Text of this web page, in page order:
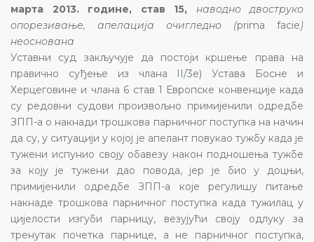
марта 2013. године, став 15, наводно двоструко
опорезивање, апелација очигледно (prima facie)
неоснована
Уставни суд закључује да постоји кршење права на
правично суђење из члана II/3е) Устава Босне и
Херцеговине и члана 6 став 1 Европске конвенције када
су редовни судови произвољно примијенили одредбе
ЗПП-а о накнади трошкова парничног поступка на начин
да су, у ситуацији у којој је апелант повукао тужбу када је
тужени испунио своју обавезу након подношења тужбе
за коју је тужени дао повода, јер је био у доцњи,
примијенили одредбе ЗПП-а које регулишу питање
накнаде трошкова парничног поступка када тужилац у
цијелости изгуби парницу, везујући своју одлуку за
тренутак почетка парнице, а не парничног поступка,